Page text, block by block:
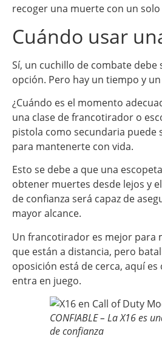
recoger una muerte con un solo
Cuándo usar
Sí, un cuchillo de combate debe
opción. Pero hay un tiempo y
¿Cuándo es el momento
una clase de francotirador o
pistola como secundaria puede
para mantenerte con vida.
Esto se debe a que una
obtener muertes desde lejos y
de confianza será capaz de
mayor alcance.
Un francotirador es mejor para
que están a distancia, pero
oposición está de cerca, aquí
entra en juego.
CONFIABLE – La X16 es
de confianza